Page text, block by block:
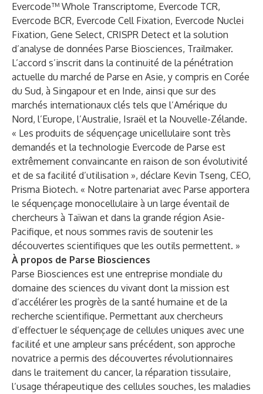
Evercode™ Whole Transcriptome, Evercode TCR,
Evercode BCR, Evercode Cell Fixation, Evercode Nuclei
Fixation, Gene Select, CRISPR Detect et la solution
d’analyse de données Parse Biosciences, Trailmaker.
L’accord s’inscrit dans la continuité de la pénétration
actuelle du marché de Parse en Asie, y compris en Corée
du Sud, à Singapour et en Inde, ainsi que sur des
marchés internationaux clés tels que l’Amérique du
Nord, l’Europe, l’Australie, Israël et la Nouvelle-Zélande.
« Les produits de séquençage unicellulaire sont très
demandés et la technologie Evercode de Parse est
extrêmement convaincante en raison de son évolutivité
et de sa facilité d’utilisation », déclare Kevin Tseng, CEO,
Prisma Biotech. « Notre partenariat avec Parse apportera
le séquençage monocellulaire à un large éventail de
chercheurs à Taïwan et dans la grande région Asie-
Pacifique, et nous sommes ravis de soutenir les
découvertes scientifiques que les outils permettent. »
À propos de Parse Biosciences
Parse Biosciences est une entreprise mondiale du
domaine des sciences du vivant dont la mission est
d’accélérer les progrès de la santé humaine et de la
recherche scientifique. Permettant aux chercheurs
d’effectuer le séquençage de cellules uniques avec une
facilité et une ampleur sans précédent, son approche
novatrice a permis des découvertes révolutionnaires
dans le traitement du cancer, la réparation tissulaire,
l’usage thérapeutique des cellules souches, les maladies